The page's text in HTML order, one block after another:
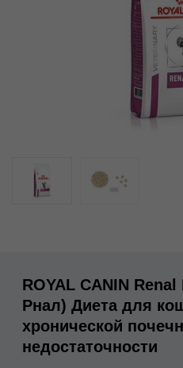
ROYAL CANIN
Рнал) Диета для
хронической
недостаточности